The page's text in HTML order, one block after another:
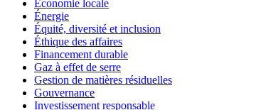
Économie locale
Énergie
Équité, diversité et inclusion
Éthique des affaires
Financement durable
Gaz à effet de serre
Gestion de matières résiduelles
Gouvernance
Investissement responsable